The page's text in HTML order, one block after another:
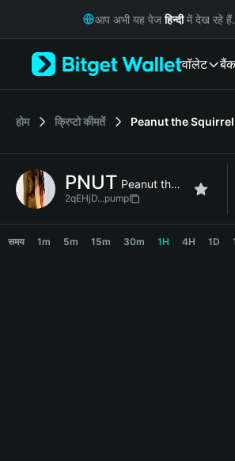
Русский
Italiano
简体中文
繁體中文
Bahasa Indonesia
आप अभी यह पेजहिन्दीमें देख रहे
वॉलेट बैंक
होम क्रिप्टो कीमतें Peanut the Squirrel
PNUT Peanut the Squirrel
2qEHjD...pump
समय 1m 5m 15m 30m 1H 4H 1D